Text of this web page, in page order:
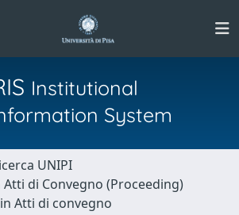
Institutional
System
UNIPI
di Convegno (Proceeding)
Atti di convegno